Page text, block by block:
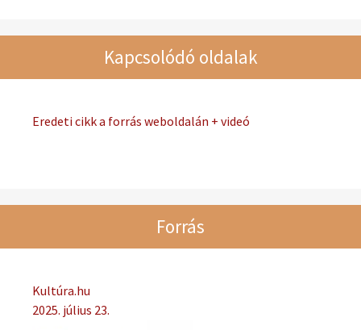
Kapcsolódó oldalak
Eredeti cikk a forrás weboldalán + videó
Forrás
Kultúra.hu
2025. július 23.